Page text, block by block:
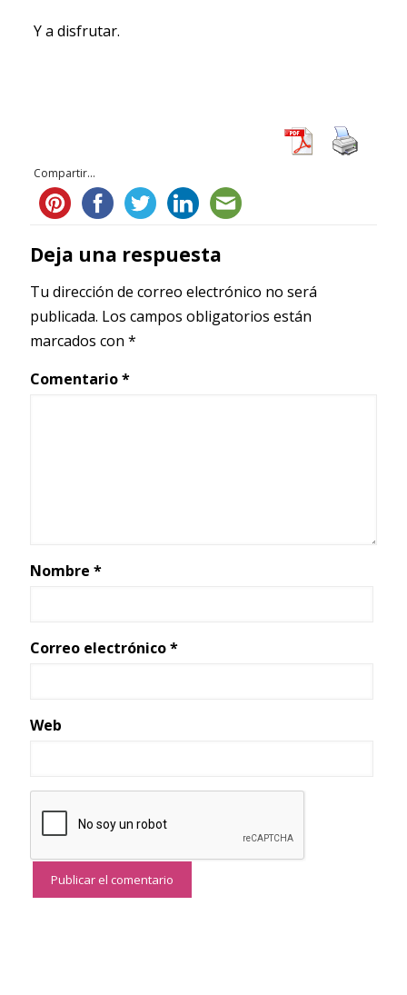
Y a disfrutar.
Compartir...
Deja una respuesta
Tu dirección de correo electrónico no será
publicada. Los campos obligatorios están
marcados con *
Comentario*
Nombre *
Correo electrónico*
Web